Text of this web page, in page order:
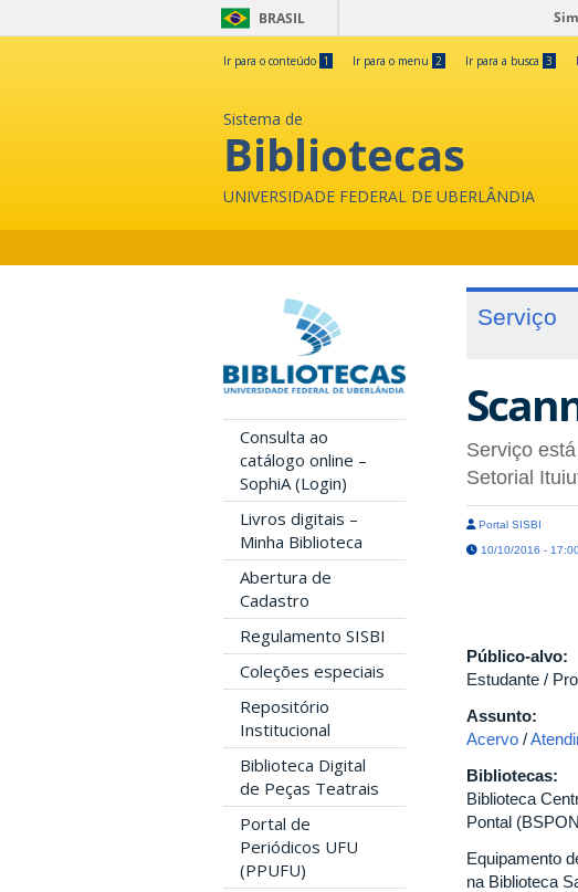
BRASIL
Ir para o conteúdo 1 Ir para o menu 2 Ir para a busca 3
Sistema de
Bibliotecas
UNIVERSIDADE FEDERAL DE UBERLÂNDIA
Consulta ao
catálogo online –
SophiA (Login)
Livros digitais –
Minha Biblioteca
Abertura de
Cadastro
Regulamento SISBI
Coleções especiais
Repositório
Institucional
Biblioteca Digital
de Peças Teatrais
Portal de
Periódicos UFU
(PPUFU)
Serviço
Serviço
Setorial
Portal SISBI
10/10/2016 -
Público-alvo:
Estudante /
Assunto:
Acervo /
Bibliotecas:
Biblioteca
Pontal
Equipamento
na Biblioteca